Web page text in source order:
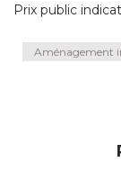
Prix public
Aménagement